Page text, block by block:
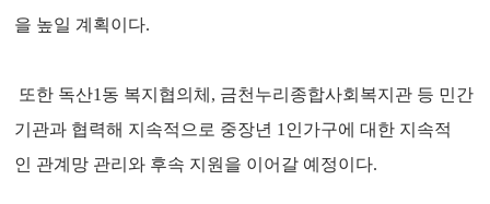
을 높일 계획이다.
또한 독산1동 복지협의체, 금천누리종합사회복지관 등 민간
기관과 협력해 지속적으로 중장년 1인가구에 대한 지속적
인 관계망 관리와 후속 지원을 이어갈 예정이다.